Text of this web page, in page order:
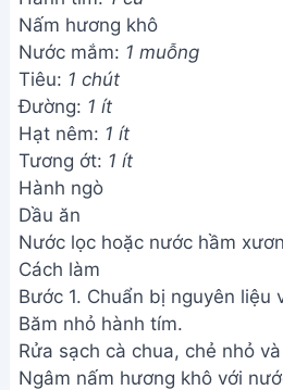
Nấm hương khô
Nước mắm: 1 muỗng
Tiêu: 1 chút
Đường: 1 ít
Hạt nêm: 1 ít
Tương ớt: 1 ít
Hành ngò
Dầu ăn
Nước lọc hoặc nước hầm
Cách làm
Bước 1. Chuẩn bị nguyên liệu
Băm nhỏ hành tím.
Rửa sạch cà chua, chẻ nhỏ
Ngâm nấm hương khô với